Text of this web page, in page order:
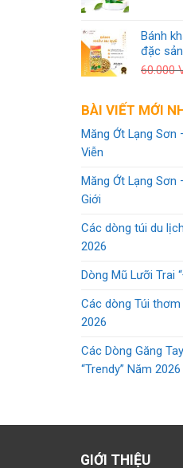
Bánh
đặc
60.000
BÀI VIẾT MỚI
Măng Ớt Lạng Sơn
Viễn
Măng Ớt Lạng Sơn
Giới
Các dòng túi du
2026
Dòng Mũ Lưỡi Trai
Các dòng Túi thơm
2026
Các Dòng Găng
“Trendy” Năm 2026
GIỚI THIỆU